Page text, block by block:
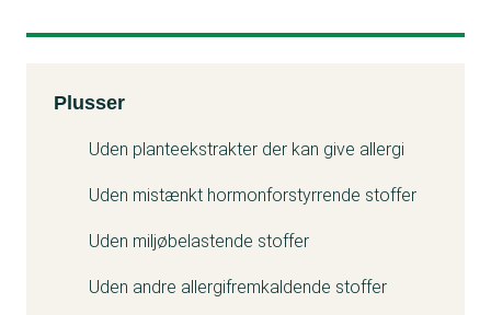
Kemitest
Plusser
Uden planteekstrakter der kan give allergi
Uden mistænkt hormonforstyrrende stoffer
Uden miljøbelastende stoffer
Uden andre allergifremkaldende stoffer